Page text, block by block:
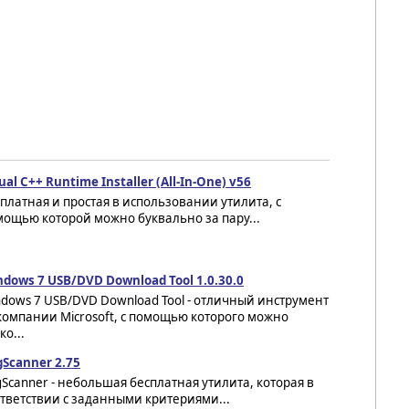
C++ Runtime Installer (All-In-One) v56
и простая в использовании утилита, с
которой можно буквально за пару...
7 USB/DVD Download Tool 1.0.30.0
7 USB/DVD Download Tool - отличный инструмент
Microsoft, с помощью которого можно
2.75
- небольшая бесплатная утилита, которая в
с заданными критериями...